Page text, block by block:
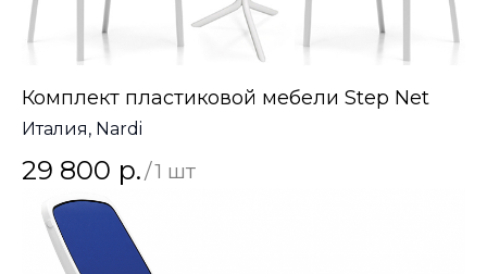
Комплект пластиковой мебели Step Net
Италия, Nardi
29 800 р./1 шт